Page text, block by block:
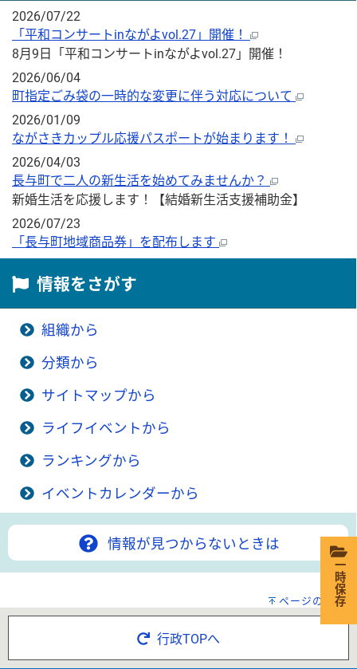
2026/07/22
「平和コンサートinながよvol.27」開催！
8月9日「平和コンサートinながよvol.27」開催！
2026/06/04
町指定ごみ袋の一時的な変更に伴う対応について
2026/01/09
ながさきカップル応援パスポートが始まります！
2026/04/03
長与町で二人の新生活を始めてみませんか？
新婚生活を応援します！【結婚新生活支援補助金】
2026/07/23
「長与町地域商品券」を配布します
情報をさがす
組織から
分類から
サイトマップから
ライフイベントから
ランキングから
イベントカレンダーから
情報が見つからないときは
ページの先頭へ
行政TOPへ
一時保存